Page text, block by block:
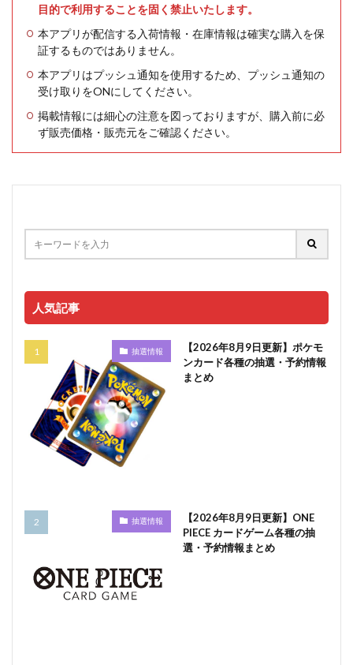
目的で利用することを固く禁止いたします。
本アプリが配信する入荷情報・在庫情報は確実な購入を保
証するものではありません。
本アプリはプッシュ通知を使用するため、プッシュ通知の
受け取りをONにしてください。
掲載情報には細心の注意を図っておりますが、購入前に必
ず販売価格・販売元をご確認ください。
人気記事
抽選情報
【2026年8月9日更新】ポケモ
ンカード各種の抽選・予約情報
まとめ
抽選情報
【2026年8月9日更新】ONE
PIECE カードゲーム各種の抽
選・予約情報まとめ